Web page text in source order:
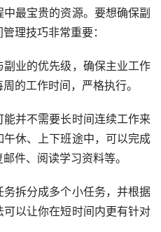
最宝贵的资源。要想确保副
理技巧非常重要：
业的优先级，确保主业工作
的工作时间，严格执行。
并不需要长时间连续工作来
休、上下班途中，可以完成
件、阅读学习资料等。
拆分成多个小任务，并根据
以让你在短时间内更有针对